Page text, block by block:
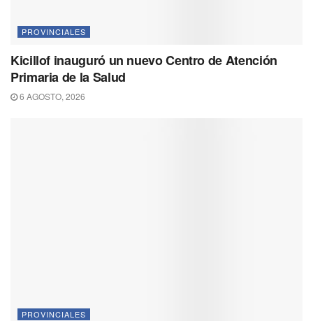
PROVINCIALES
Kicillof inauguró un nuevo Centro de Atención
Primaria de la Salud
6 AGOSTO, 2026
PROVINCIALES